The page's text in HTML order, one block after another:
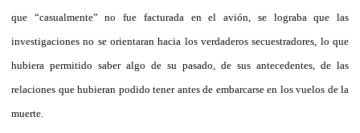
que “casualmente” no fue facturada en el avión, se lograba que las
investigaciones no se orientaran hacia los verdaderos secuestradores, lo que
hubiera permitido saber algo de su pasado, de sus antecedentes, de las
relaciones que hubieran podido tener antes de embarcarse en los vuelos de la
muerte.